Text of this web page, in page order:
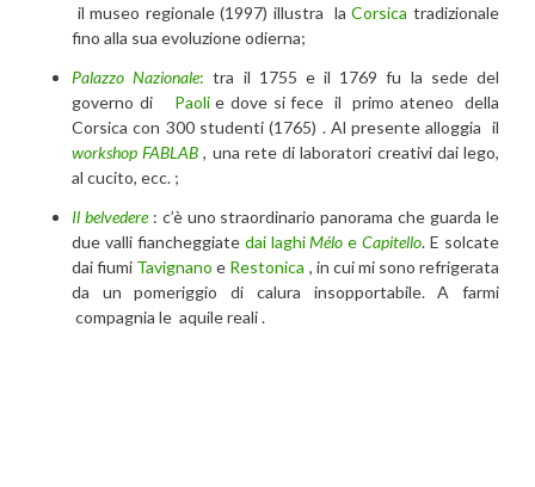
il museo regionale (1997) illustra laCorsica tradizionale
fino alla sua evoluzione odierna;
Palazzo Nazionale: tra il 1755 e il 1769 fu la sede del
governo di
Paolie dove si fece il primo ateneo della
Corsica con 300 studenti (1765) . Al presente alloggia il
workshop FABLAB , una rete di laboratori creativi dai lego,
al cucito, ecc. ;
Il belvedere: c’è uno straordinario panorama che guarda le
due valli fiancheggiate dai laghiMéloeCapitello. E solcate
dai fiumi Tavignano e Restonica , in cui mi sono refrigerata
da un pomeriggio di calura insopportabile. A farmi
compagnia le aquile reali .